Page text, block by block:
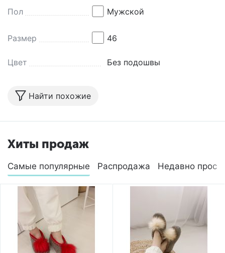
Пол Мужской
Размер 46
Цвет Без подошвы
Найти похожие
Хиты продаж
Самые популярные Распродажа Недавно